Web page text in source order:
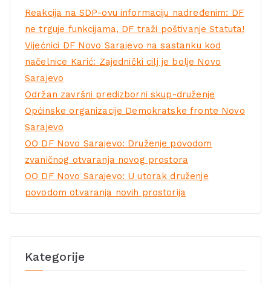
Reakcija na SDP-ovu informaciju nadređenim: DF
ne trguje funkcijama, DF traži poštivanje Statuta!
Vijećnici DF Novo Sarajevo na sastanku kod
načelnice Karić: Zajednički cilj je bolje Novo
Sarajevo
Održan završni predizborni skup-druženje
Općinske organizacije Demokratske fronte Novo
Sarajevo
OO DF Novo Sarajevo: Druženje povodom
zvaničnog otvaranja novog prostora
OO DF Novo Sarajevo: U utorak druženje
povodom otvaranja novih prostorija
Kategorije